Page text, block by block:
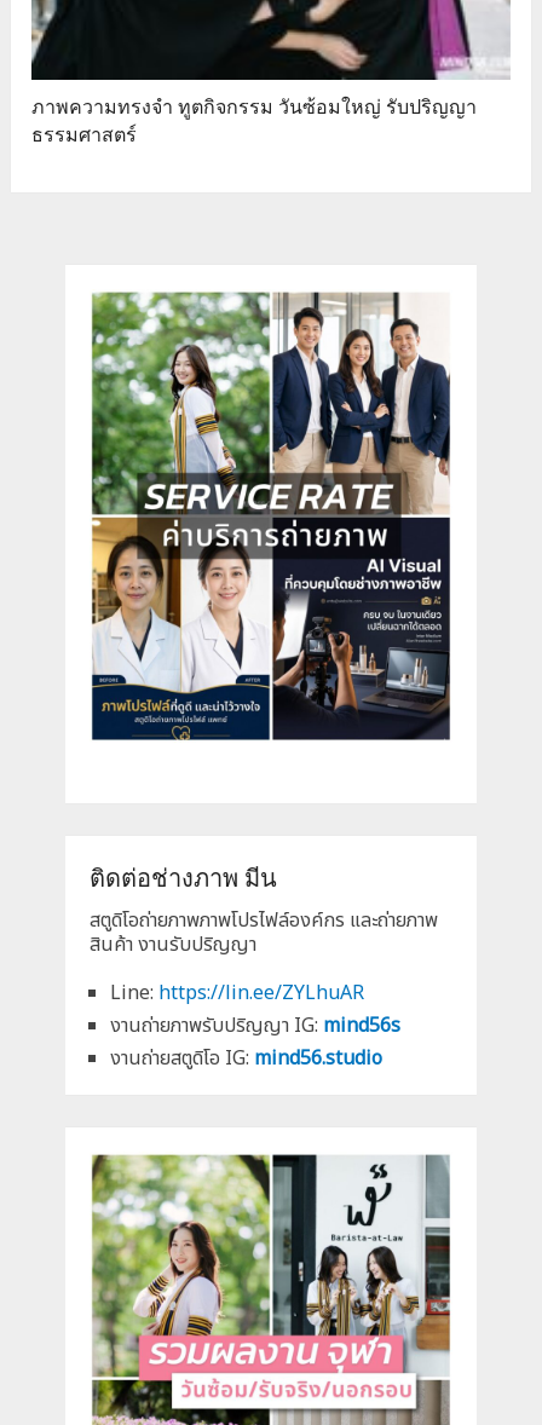
ภาพความทรงจำ ทูตกิจกรรม วันซ้อมใหญ่ รับปริญญา
ธรรมศาสตร์
ติดต่อช่างภาพ มีน
สตูดิโอถ่ายภาพภาพโปรไฟล์องค์กร และถ่ายภาพ
สินค้า งานรับปริญญา
Line: https://lin.ee/ZYLhuAR
งานถ่ายภาพรับปริญญา IG: mind56s
งานถ่ายสตูดิโอ IG: mind56.studio